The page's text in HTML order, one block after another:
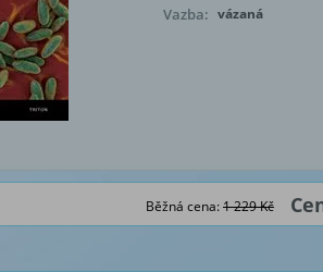
Vazba: vázaná
Běžná cena:1 229 Kč